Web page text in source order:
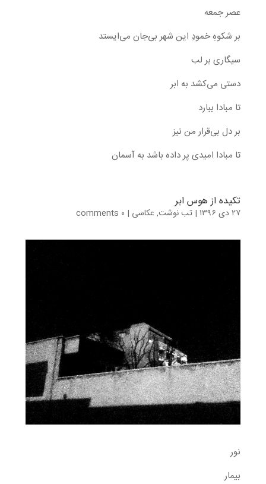
عصر جمعه
بر شکوهِ خمودِ این شهر بی‌جان می‌ایستد
سیگاری بر لب
دستی می‌کشد به ابر
تا مبادا ببارد
بر دل بی‌قرار من نیز
تا مبادا امیدی پر داده باشد به آسمان
تکیده از هوس ابر
۲۷ دی ۱۳۹۶ | تب نوشت, عکاسی | ۰ comments
نور
بیمار